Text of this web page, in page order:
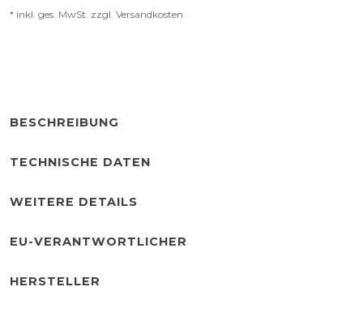
* inkl. ges. MwSt. zzgl. Versandkosten
BESCHREIBUNG
TECHNISCHE DATEN
WEITERE DETAILS
EU-VERANTWORTLICHER
HERSTELLER